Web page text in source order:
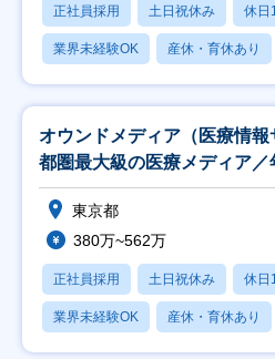
正社員採用 土日祝休み 休日
業界未経験OK 産休・育休あり
オウンドメディア（医療情
都圏最大級の医療メディア
ス】
東京都
380万~562万
正社員採用 土日祝休み 休日
業界未経験OK 産休・育休あり